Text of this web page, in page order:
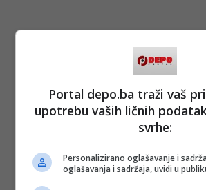
Portal depo.ba traži vaš
upotrebu vaših ličnih
svrhe:
Personalizirano oglašavanje i
oglašavanja i sadržaja, uvidi u